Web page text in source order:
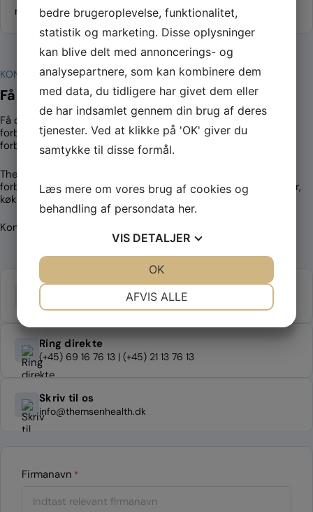
ret og med Københavns Byret som værneting.
KONTAKT
Få et uforpligtende tilbud
Få dine handsker til halv pris – saml dit indkøb af øvrige
forbrugsartikler. Vi matcher dine nuværende priser på
forbrugsartikler, og så kan du få handskerne til halv pris.
Themsen Health er leveringsdygtig i over 50.000
forbrugsartikler (rengøringsartikler, toiletartikler, aftørringspapir,
køkkenartikler, kontorartikler).
Kontakt os her for at høre nærmere.
Svartid
Inden for én arbejdsdag
Ring direkte
(+45) 69 16 76 13 | (+45) 21 13 76 13
Skriv til os
info@themsenhealth.dk
Firmanavn *
bedre brugeroplevelse, funktionalitet,
statistik og marketing. Disse oplysninger
kan blive delt med annoncerings- og
analysepartnere, som kan kombinere dem
med data, du tidligere har givet dem eller
de har indsamlet gennem din brug af deres
tjenester. Ved at klikke på 'OK' giver du
samtykke til disse formål.
Læs mere om vores brug af cookies og
behandling af persondata her.
VIS DETALJER
MARKETING
AFVIS ALLE
OK